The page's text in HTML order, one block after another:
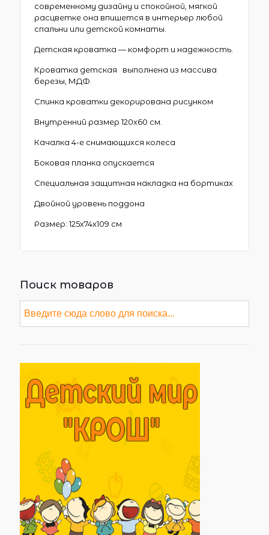
современному дизайну и спокойной, мягкой
расцветке она впишется в интерьер любой
спальни или детской комнаты.
Детская кроватка — комфорт и надежность.
Кроватка детская выполнена из массива
березы, МДФ
Спинка кроватки декорирована рисунком
Внутренний размер 120х60 см.
Качалка 4-е снимающихся колеса
Боковая планка опускается
Специальная защитная накладка на бортиках
Двойной уровень поддона
Размер: 125х74х109 см
Поиск товаров